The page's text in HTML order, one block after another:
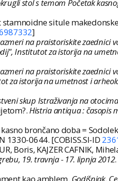
stol s temom Početak
stamnoidne situle
]
na praistoriskite
Institutot za istorija na
na praistoriskite zaednici
istorija na umetnost i
skup Istraživanja na
Histria antiqua : časopis
brončano doba =
1330-0644. [COBISS.SI-ID
Boris, KAJZER CAFNIK,
19. travnja - 17. lipnja 2012
kao amblem. Godišnjak.